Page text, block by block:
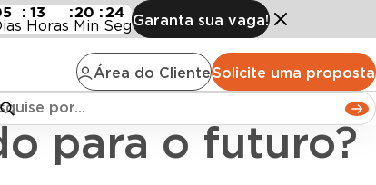
Área do ClienteSolicite uma proposta
: 13
Horas
:20
Min
:22
SegGaranta sua vaga!
o futuro?
para o futuro?